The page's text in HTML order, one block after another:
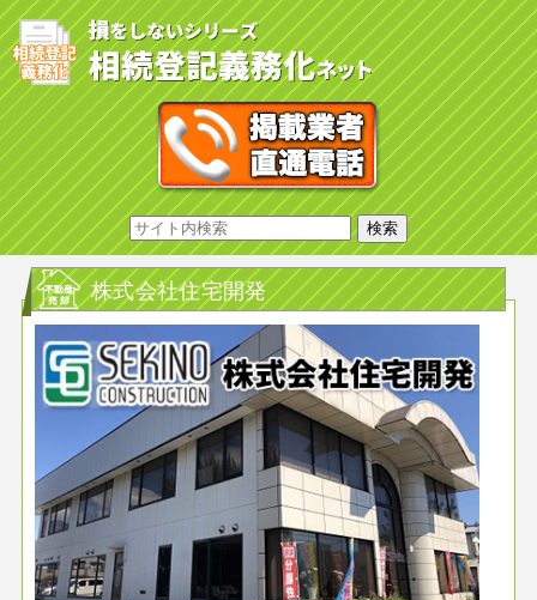
株式会社住宅開発